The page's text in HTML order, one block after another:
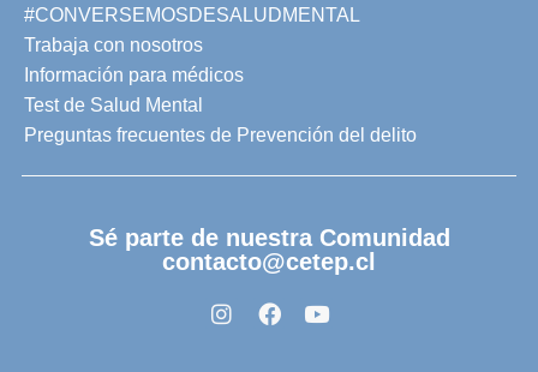
#CONVERSEMOSDESALUDMENTAL
Trabaja con nosotros
Información para médicos
Test de Salud Mental
Preguntas frecuentes de Prevención del delito
Sé parte de nuestra Comunidad
contacto@cetep.cl